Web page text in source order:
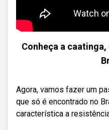
Conheça a
Agora, vamos fazer um
que só é encontrado no
característica a